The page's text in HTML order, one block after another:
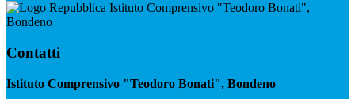
Istituto Comprensivo "Teodoro Bonati",
Bondeno
Contatti
Istituto Comprensivo "Teodoro Bonati", Bondeno